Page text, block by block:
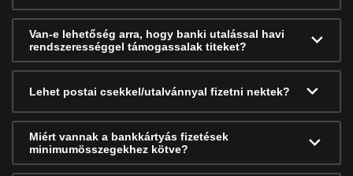
Van-e lehetőség arra, hogy banki utalással havi
rendszerességgel támogassalak titeket?
Lehet postai csekkel/utalvánnyal fizetni nektek?
Miért vannak a bankkártyás fizetések
minimumösszegekhez kötve?